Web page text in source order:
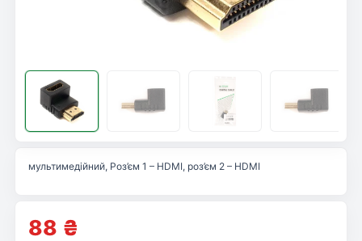
88 ₴
мультимедійний, Роз’єм 1 – HDMI, роз’єм 2 – HDMI